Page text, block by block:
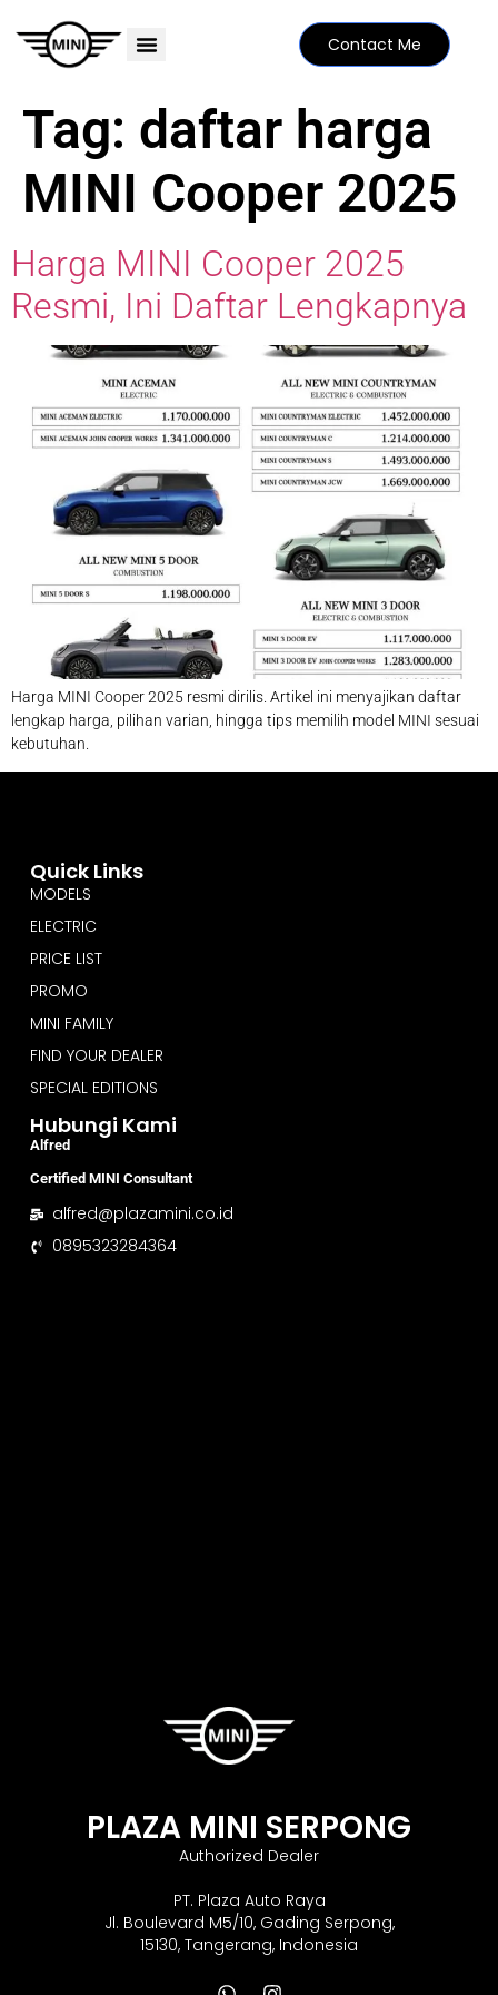
Contact Me
Tag: daftar harga
MINI Cooper 2025
Harga MINI Cooper 2025
Resmi, Ini Daftar Lengkapnya
Harga MINI Cooper 2025 resmi dirilis. Artikel ini menyajikan daftar
lengkap harga, pilihan varian, hingga tips memilih model MINI sesuai
kebutuhan.
PLAZA MINI SERPONG
Authorized Dealer
PT. Plaza Auto Raya
Jl. Boulevard M5/10, Gading Serpong,
15130, Tangerang, Indonesia
Quick Links
MODELS
ELECTRIC
PRICE LIST
PROMO
MINI FAMILY
FIND YOUR DEALER
SPECIAL EDITIONS
Hubungi Kami
Alfred
Certified MINI Consultant
alfred@plazamini.co.id
0895323284364